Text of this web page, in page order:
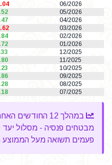
06/2026
05/2026
04/2026
03/2026
02/2026
01/2026
12/2025
11/2025
10/2025
09/2025
08/2025
07/2025
במהלך 12
מבטחים פנסיה - מסלול יעד לפרישה
פעמים תשואה מעל הממוצע